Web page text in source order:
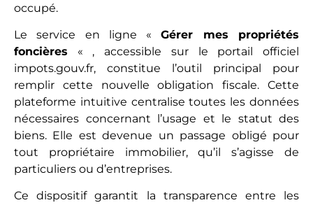
occupé.
Le service en ligne «Gérer mes propriétés
foncières « , accessible sur le portail officiel
impots.gouv.fr, constitue l’outil principal pour
remplir cette nouvelle obligation fiscale. Cette
plateforme intuitive centralise toutes les données
nécessaires concernant l’usage et le statut des
biens. Elle est devenue un passage obligé pour
tout propriétaire immobilier, qu’il s’agisse de
particuliers ou d’entreprises.
Ce dispositif garantit la transparence entre les